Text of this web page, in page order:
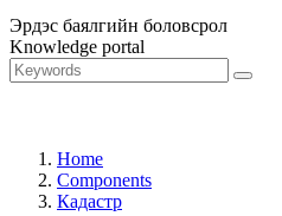
Эрдэс баялгийн боловсрол
Knowledge portal
Home
Components
Кадастр